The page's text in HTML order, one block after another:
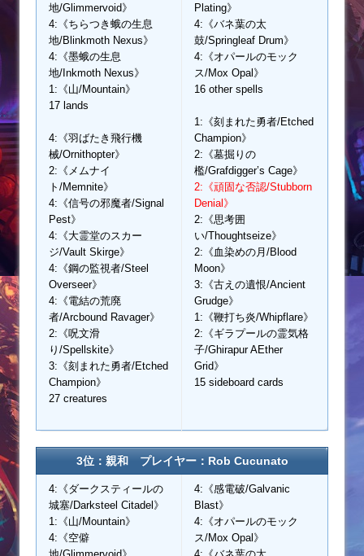
地/Glimmervoid》
4:《ちらつき蛾の生息
地/Blinkmoth Nexus》
4:《墨蛾の生息
地/Inkmoth Nexus》
1:《山/Mountain》
17 lands
4:《羽ばたき飛行機
械/Ornithopter》
2:《メムナイ
ト/Memnite》
4:《信号の邪魔者/Signal
Pest》
4:《大霊堂のスカー
ジ/Vault Skirge》
4:《鋼の監視者/Steel
Overseer》
4:《電結の荒廃
者/Arcbound Ravager》
2:《呪文滑
り/Spellskite》
3:《刻まれた勇者/Etched
Champion》
27 creatures
Plating》
4:《バネ葉の太
鼓/Springleaf Drum》
4:《オパールのモック
ス/Mox Opal》
16 other spells
1:《刻まれた勇者/Etched
Champion》
2:《墓掘りの
檻/Grafdigger’s Cage》
2:《頑固な否認/Stubborn
Denial》
2:《思考囲
い/Thoughtseize》
2:《血染めの月/Blood
Moon》
3:《古えの遺恨/Ancient
Grudge》
1:《鞭打ち炎/Whipflare》
2:《ギラプールの霊気格
子/Ghirapur AEther
Grid》
15 sideboard cards
3位：親和 プレイヤー：Rob Cucunato
4:《ダークスティールの
城塞/Darksteel Citadel》
1:《山/Mountain》
4:《空僻
4:《感電破/Galvanic
Blast》
4:《オパールのモック
ス/Mox Opal》